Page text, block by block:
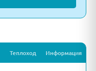
Теплоход Информация